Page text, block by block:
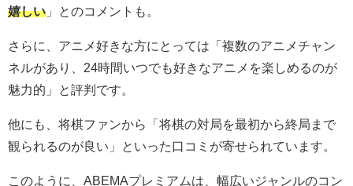
嬉しい 」とのコメントも。
さらに、アニメ好きな方にとっては「複数のアニメチャン
ネルがあり、24時間いつでも好きなアニメを楽しめるのが
魅力的」と評判です。
他にも、将棋ファンから「将棋の対局を最初から終局まで
観られるのが良い」といった口コミが寄せられています。
このように、ABEMAプレミアムは、幅広いジャンルのコン